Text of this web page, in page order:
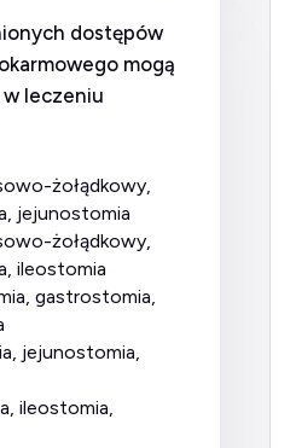
dostępów
mogą
leczeniu
jejunostomia
ileostomia